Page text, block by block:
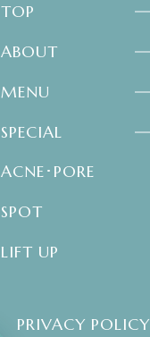
TOP
ABOUT
MENU
SPECIAL
ACNE･PORE
SPOT
LIFT UP
PRIVACY POLICY